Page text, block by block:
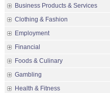
Business Products & Services
Clothing & Fashion
Employment
Financial
Foods & Culinary
Gambling
Health & Fitness